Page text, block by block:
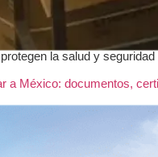
la salud y
a México: documentos,